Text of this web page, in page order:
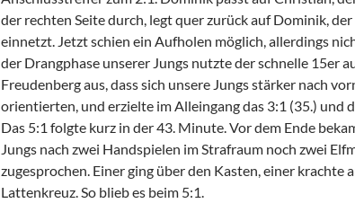
der rechten Seite durch, legt quer zurück auf Dominik,
einnetzt. Jetzt schien ein Aufholen möglich, allerdings
der Drangphase unserer Jungs nutzte der schnelle 15er
Freudenberg aus, dass sich unsere Jungs stärker nach
orientierten, und erzielte im Alleingang das 3:1 (35.) und
Das 5:1 folgte kurz in der 43. Minute. Vor dem Ende
Jungs nach zwei Handspielen im Strafraum noch zwei
zugesprochen. Einer ging über den Kasten, einer krachte
Lattenkreuz. So blieb es beim 5:1.